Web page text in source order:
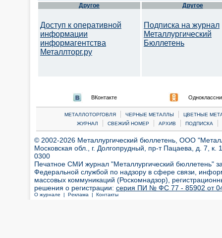
Другое
Доступ к оперативной
информации
информагентства
Металлторг.ру
Другое
Подписка на журнал
Металлургический
Бюллетень
ВКонтакте
МЕТАЛЛОТОРГОВЛЯ | ЧЕРНЫЕ МЕТАЛЛЫ |
ЦВЕТНЫЕ
ЖУРНАЛ
| СВЕЖИЙ НОМЕР | АРХИВ | ПОДПИСКА |
© 2002-2026 Металлургический бюллетень, ООО
Московская обл., г. Долгопрудный, пр-т Пацаева, д. 7,
0300
Печатное СМИ журнал "Металлургический бюллетень"
Федеральной службой по надзору в сфере связи,
массовых коммуникаций (Роскомнадзор),
решения о регистрации: серия ПИ № ФС 77 - 85902 от 04
О журнале | Реклама | Контакты